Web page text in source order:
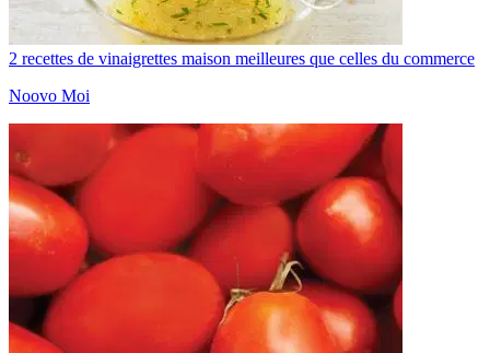
2 recettes de vinaigrettes maison meilleures que celles du commerce
Noovo Moi